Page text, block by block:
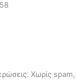
Χωρίς spam,